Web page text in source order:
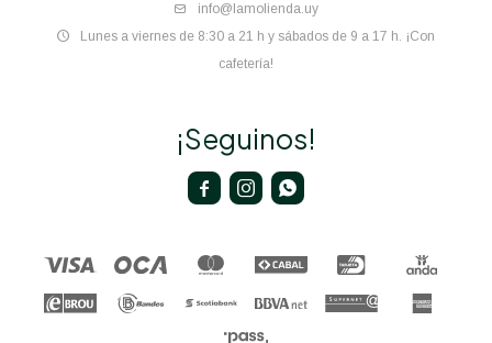
info@lamolienda.uy
Lunes a viernes de 8:30 a 21 h y sábados de 9 a 17 h. ¡Con
cafetería!
¡Seguinos!
  